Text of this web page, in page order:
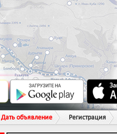
Дать объявление Регистрация